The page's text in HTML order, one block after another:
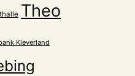
Theo
Kleverland